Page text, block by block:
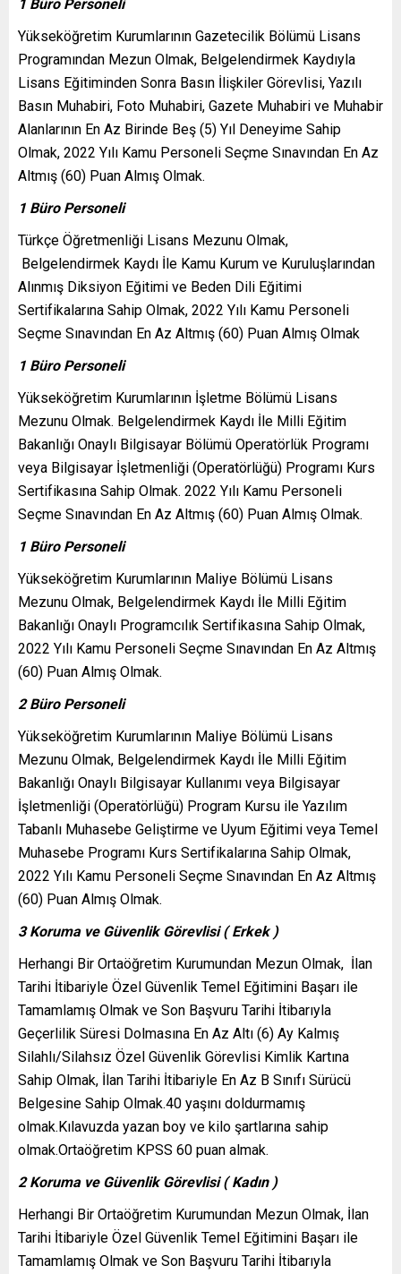
1 Büro Personeli
Yükseköğretim Kurumlarının Gazetecilik Bölümü Lisans
Programından Mezun Olmak, Belgelendirmek Kaydıyla
Lisans Eğitiminden Sonra Basın İlişkiler Görevlisi, Yazılı
Basın Muhabiri, Foto Muhabiri, Gazete Muhabiri ve Muhabir
Alanlarının En Az Birinde Beş (5) Yıl Deneyime Sahip
Olmak, 2022 Yılı Kamu Personeli Seçme Sınavından En Az
Altmış (60) Puan Almış Olmak.
1 Büro Personeli
Türkçe Öğretmenliği Lisans Mezunu Olmak,
Belgelendirmek Kaydı İle Kamu Kurum ve Kuruluşlarından
Alınmış Diksiyon Eğitimi ve Beden Dili Eğitimi
Sertifikalarına Sahip Olmak, 2022 Yılı Kamu Personeli
Seçme Sınavından En Az Altmış (60) Puan Almış Olmak
1 Büro Personeli
Yükseköğretim Kurumlarının İşletme Bölümü Lisans
Mezunu Olmak. Belgelendirmek Kaydı İle Milli Eğitim
Bakanlığı Onaylı Bilgisayar Bölümü Operatörlük Programı
veya Bilgisayar İşletmenliği (Operatörlüğü) Programı Kurs
Sertifikasına Sahip Olmak. 2022 Yılı Kamu Personeli
Seçme Sınavından En Az Altmış (60) Puan Almış Olmak.
1 Büro Personeli
Yükseköğretim Kurumlarının Maliye Bölümü Lisans
Mezunu Olmak, Belgelendirmek Kaydı İle Milli Eğitim
Bakanlığı Onaylı Programcılık Sertifikasına Sahip Olmak,
2022 Yılı Kamu Personeli Seçme Sınavından En Az Altmış
(60) Puan Almış Olmak.
2 Büro Personeli
Yükseköğretim Kurumlarının Maliye Bölümü Lisans
Mezunu Olmak, Belgelendirmek Kaydı İle Milli Eğitim
Bakanlığı Onaylı Bilgisayar Kullanımı veya Bilgisayar
İşletmenliği (Operatörlüğü) Program Kursu ile Yazılım
Tabanlı Muhasebe Geliştirme ve Uyum Eğitimi veya Temel
Muhasebe Programı Kurs Sertifikalarına Sahip Olmak,
2022 Yılı Kamu Personeli Seçme Sınavından En Az Altmış
(60) Puan Almış Olmak.
3 Koruma ve Güvenlik Görevlisi ( Erkek )
Herhangi Bir Ortaöğretim Kurumundan Mezun Olmak, İlan
Tarihi İtibariyle Özel Güvenlik Temel Eğitimini Başarı ile
Tamamlamış Olmak ve Son Başvuru Tarihi İtibarıyla
Geçerlilik Süresi Dolmasına En Az Altı (6) Ay Kalmış
Silahlı/Silahsız Özel Güvenlik Görevlisi Kimlik Kartına
Sahip Olmak, İlan Tarihi İtibariyle En Az B Sınıfı Sürücü
Belgesine Sahip Olmak.40 yaşını doldurmamış
olmak.Kılavuzda yazan boy ve kilo şartlarına sahip
olmak.Ortaöğretim KPSS 60 puan almak.
2 Koruma ve Güvenlik Görevlisi ( Kadın )
Herhangi Bir Ortaöğretim Kurumundan Mezun Olmak, İlan
Tarihi İtibariyle Özel Güvenlik Temel Eğitimini Başarı ile
Tamamlamış Olmak ve Son Başvuru Tarihi İtibarıyla